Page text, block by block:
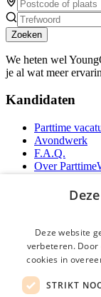
Zoeken
We heten wel
je al wat meer
Kandidaten
Parttime
Avondwerk
F.A.Q.
Over
Parttime
Vacature
Partners
Deze website
verbeteren.
cookies in
STRIKT